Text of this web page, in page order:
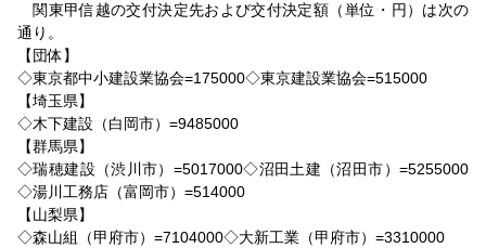
関東甲信越の交付決定先および交付決定額（単位・円）は次の
通り。
【団体】
◇東京都中小建設業協会=175000◇東京建設業協会=515000
【埼玉県】
◇木下建設（白岡市）=9485000
【群馬県】
◇瑞穂建設（渋川市）=5017000◇沼田土建（沼田市）=5255000
◇湯川工務店（富岡市）=514000
【山梨県】
◇森山組（甲府市）=7104000◇大新工業（甲府市）=3310000